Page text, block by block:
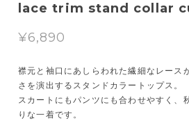
lace trim stand collar
¥6,890
襟元と袖口にあしらわれた繊細なレース
さを演出するスタンドカラートップス。
スカートにもパンツにも合わせやすく、
りな一着です。